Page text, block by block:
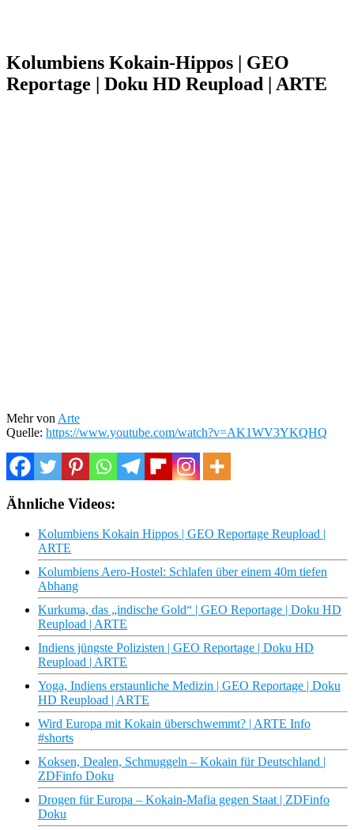
Kolumbiens Kokain-Hippos | GEO
Reportage | Doku HD Reupload | ARTE
Mehr von Arte
Quelle: https://www.youtube.com/watch?v=AK1WV3YKQHQ
Ähnliche Videos:
Kolumbiens Kokain Hippos | GEO Reportage Reupload |
ARTE
Kolumbiens Aero-Hostel: Schlafen über einem 40m tiefen
Abhang
Kurkuma, das „indische Gold“ | GEO Reportage | Doku HD
Reupload | ARTE
Indiens jüngste Polizisten | GEO Reportage | Doku HD
Reupload | ARTE
Yoga, Indiens erstaunliche Medizin | GEO Reportage | Doku
HD Reupload | ARTE
Wird Europa mit Kokain überschwemmt? | ARTE Info
#shorts
Koksen, Dealen, Schmuggeln – Kokain für Deutschland |
ZDFinfo Doku
Drogen für Europa – Kokain-Mafia gegen Staat | ZDFinfo
Doku